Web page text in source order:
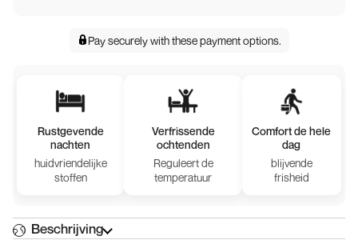
Pay securely withthese payment options.
Rustgevende
nachten
huidvriendelijke
stoffen
Verfrissende
ochtenden
Reguleert de
temperatuur
Comfort de hele
dag
blijvende
frisheid
Beschrijving